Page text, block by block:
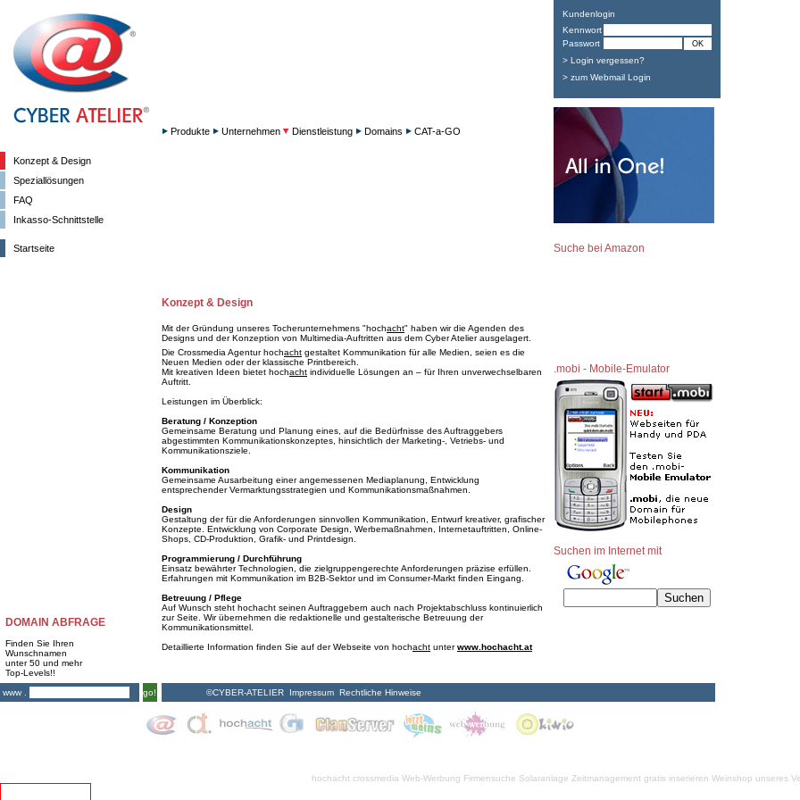
Konzept & Design
Speziallösungen
FAQ
Inkasso-Schnittstelle
Startseite
DOMAIN ABFRAGE
Finden Sie Ihren
Wunschnamen
unter 50 und mehr
Top-Levels!!
www .
go!
Produkte Unternehmen Dienstleistung Domains CAT-a-GO
Konzept & Design
Mit der Gründung unseres Tocherunternehmens "hochacht" haben wir die Agenden des
Designs und der Konzeption von Multimedia-Auftritten aus dem Cyber Atelier ausgelagert.
Die Crossmedia Agentur hochacht gestaltet Kommunikation für alle Medien, seien es die
Neuen Medien oder der klassische Printbereich.
Mit kreativen Ideen bietet hochacht individuelle Lösungen an – für Ihren unverwechselbaren
Auftritt.
Leistungen im Überblick:
Beratung / Konzeption
Gemeinsame Beratung und Planung eines, auf die Bedürfnisse des Auftraggebers
abgestimmten Kommunikationskonzeptes, hinsichtlich der Marketing-, Vetriebs- und
Kommunikationsziele.
Kommunikation
Gemeinsame Ausarbeitung einer angemessenen Mediaplanung, Entwicklung
entsprechender Vermarktungsstrategien und Kommunikationsmaßnahmen.
Design
Gestaltung der für die Anforderungen sinnvollen Kommunikation, Entwurf kreativer, grafischer
Konzepte. Entwicklung von Corporate Design, Werbemaßnahmen, Internetauftritten, Online-
Shops, CD-Produktion, Grafik- und Printdesign.
Programmierung / Durchführung
Einsatz bewährter Technologien, die zielgruppengerechte Anforderungen präzise erfüllen.
Erfahrungen mit Kommunikation im B2B-Sektor und im Consumer-Markt finden Eingang.
Betreuung / Pflege
Auf Wunsch steht hochacht seinen Auftraggebern auch nach Projektabschluss kontinuierlich
zur Seite. Wir übernehmen die redaktionelle und gestalterische Betreuung der
Kommunikationsmittel.
Detaillierte Information finden Sie auf der Webseite von hochacht unterwww.hochacht.at
©CYBER-ATELIER Impressum Rechtliche Hinweise
Kundenlogin
Kennwort
Passwort
> Login vergessen?
> zum Webmail Login
Suche bei Amazon
.mobi - Mobile-Emulator
Suchen im Internet mit
hochacht crossmedia Web-Werbung Firmensuche Solaranlage Zeitmanagement gratis inserieren Weinshop unseres